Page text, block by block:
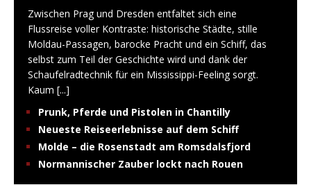
Zwischen Prag und Dresden entfaltet sich eine
Flussreise voller Kontraste: historische Städte, stille
Moldau-Passagen, barocke Pracht und ein Schiff, das
selbst zum Teil der Geschichte wird und dank der
Schaufelradtechnik für ein Mississippi-Feeling sorgt.
Kaum [...]
Prunk, Pferde und Pistolen in Chantilly
Neueste Reiseerlebnisse auf dem Schiff
Molde – die Rosenstadt am Romsdalsfjord
Normannischer Zauber lockt nach Rouen